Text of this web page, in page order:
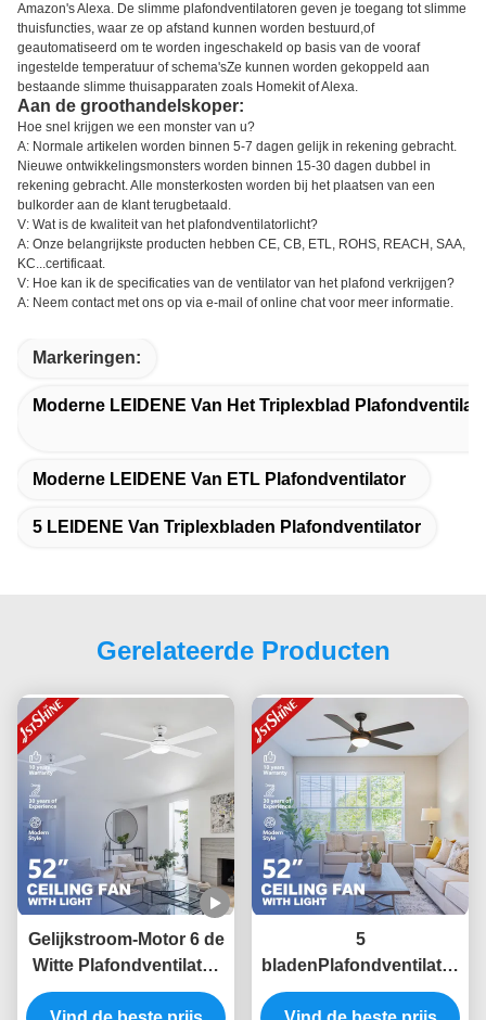
Amazon's Alexa. De slimme plafondventilatoren geven je toegang tot slimme
thuisfuncties, waar ze op afstand kunnen worden bestuurd,of
geautomatiseerd om te worden ingeschakeld op basis van de vooraf
ingestelde temperatuur of schema'sZe kunnen worden gekoppeld aan
bestaande slimme thuisapparaten zoals Homekit of Alexa.
Aan de groothandelskoper:
Hoe snel krijgen we een monster van u?
A: Normale artikelen worden binnen 5-7 dagen gelijk in rekening gebracht.
Nieuwe ontwikkelingsmonsters worden binnen 15-30 dagen dubbel in
rekening gebracht. Alle monsterkosten worden bij het plaatsen van een
bulkorder aan de klant terugbetaald.
V: Wat is de kwaliteit van het plafondventilatorlicht?
A: Onze belangrijkste producten hebben CE, CB, ETL, ROHS, REACH, SAA,
KC...certificaat.
V: Hoe kan ik de specificaties van de ventilator van het plafond verkrijgen?
A: Neem contact met ons op via e-mail of online chat voor meer informatie.
Markeringen:
Moderne LEIDENE Van Het Triplexblad
Moderne LEIDENE Van ETL Plafondventilator
5 LEIDENE Van Triplexbladen Plafondventilator
Gerelateerde Producten
Gelijkstroom-Motor 6 de
Witte Plafondventilator
van de
5
bladenPlafondventilator
met Lichte Ac Motor 3-